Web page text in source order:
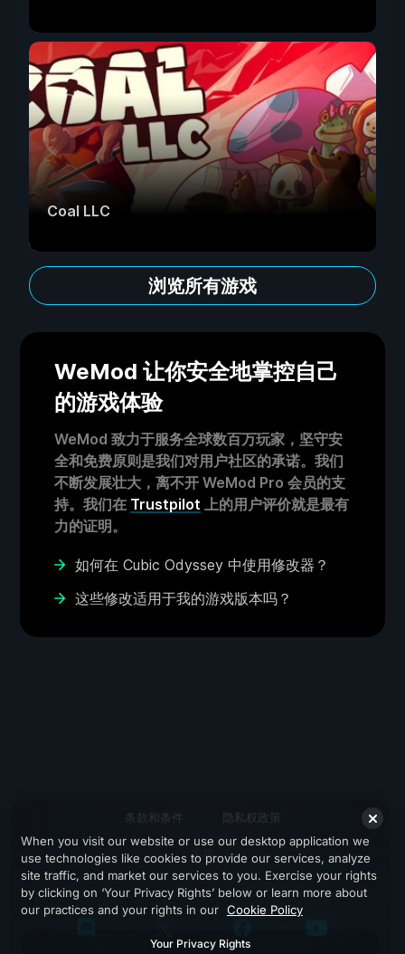
Coal LLC
浏览所有游戏
WeMod 让你安全地掌控自己
的游戏体验
WeMod 致力于服务全球数百万玩家，坚守安
全和免费原则是我们对用户社区的承诺。我们
不断发展壮大，离不开 WeMod Pro 会员的支
持。我们在 Trustpilot 上的用户评价就是最有
力的证明。
如何在 Cubic Odyssey 中使用修改器？
这些修改适用于我的游戏版本吗？
条款和条件 隐私权政策
支持
When you visit our website or use our desktop application we
use technologies like cookies to provide our services, analyze
site traffic, and market our services to you. Exercise your rights
by clicking on ‘Your Privacy Rights’ below or learn more about
our practices and your rights in our Cookie Policy
Your Privacy Rights